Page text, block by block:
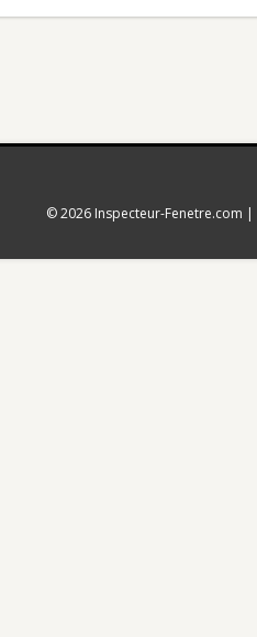
© 2026 Inspecteur-Fenetre.com |